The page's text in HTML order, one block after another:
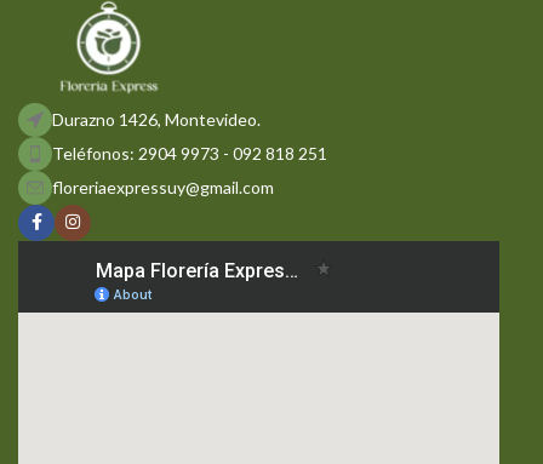
Durazno 1426, Montevideo.
Teléfonos: 2904 9973 - 092 818 251
floreriaexpressuy@gmail.com